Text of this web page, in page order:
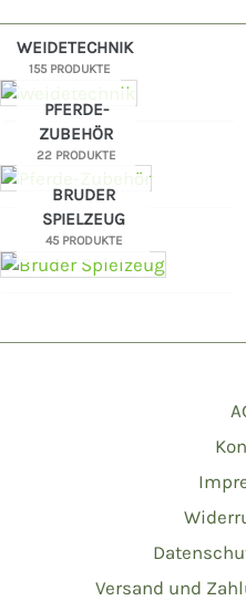
WEIDETECHNIK
155 PRODUKTE
PFERDE-
ZUBEHÖR
22 PRODUKTE
BRUDER
SPIELZEUG
45 PRODUKTE
Versand und